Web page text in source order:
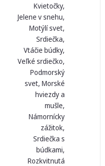
Kvietočky,
Jelene v snehu,
Motýlí svet,
Srdiečka,
Vtáčie búdky,
Veľké srdiečko,
Podmorský
svet, Morské
hviezdy a
mušle,
Námornícky
zážitok,
Srdiečka s
búdkami,
Rozkvitnutá